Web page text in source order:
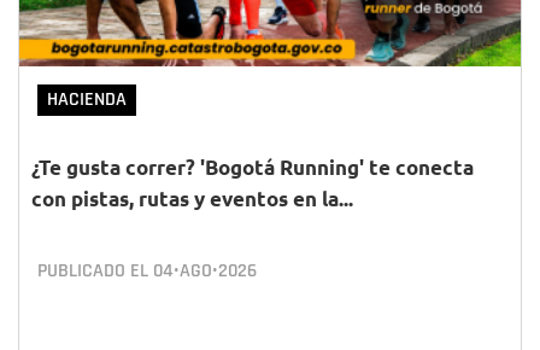
HACIENDA
¿Te gusta correr? 'Bogotá Running' te conecta
con pistas, rutas y eventos en la...
PUBLICADO EL 04•AGO•2026